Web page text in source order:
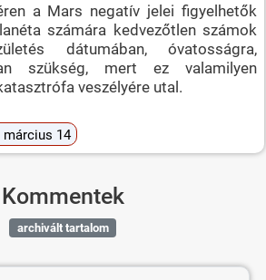
a Mars negatív jelei figyelhetők
számára kedvezőtlen számok
dátumában, óvatosságra,
szükség, mert ez valamilyen
veszélyére utal.
14
Kommentek
archivált tartalom